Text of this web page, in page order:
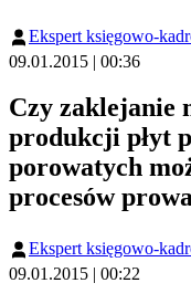
Ekspert księgowo-
09.01.2015 | 00:36
Czy zaklejanie
produkcji płyt
porowatych
procesów
Ekspert księgowo-
09.01.2015 | 00:22